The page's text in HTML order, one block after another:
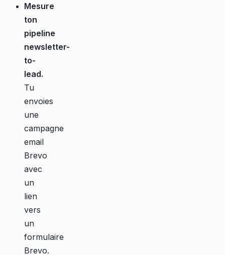
Mesure
ton
pipeline
newsletter-
to-
lead.
Tu
envoies
une
campagne
email
Brevo
avec
un
lien
vers
un
formulaire
Brevo.